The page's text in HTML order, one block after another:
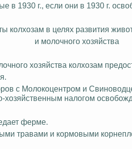
в 1930 г., если они в 1930 г.
колхозам в целях развития
и молочного хозяйства
хозяйства колхозам
с Молокоцентром и
хозяйственным налогом
ферме.
травами и кормовыми